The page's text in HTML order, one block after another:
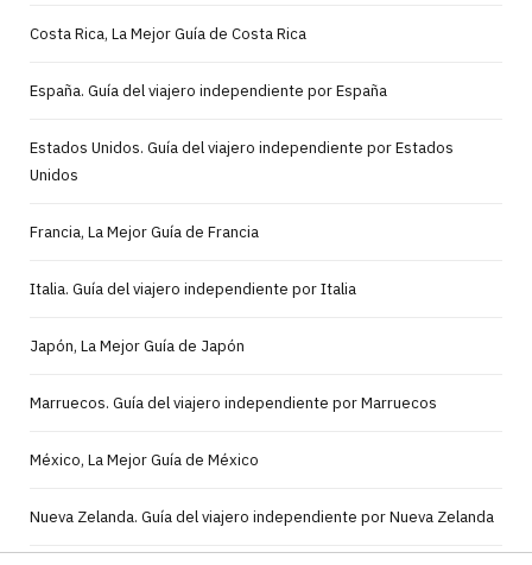
Costa Rica, La Mejor Guía de Costa Rica
España. Guía del viajero independiente por España
Estados Unidos. Guía del viajero independiente por Estados
Unidos
Francia, La Mejor Guía de Francia
Italia. Guía del viajero independiente por Italia
Japón, La Mejor Guía de Japón
Marruecos. Guía del viajero independiente por Marruecos
México, La Mejor Guía de México
Nueva Zelanda. Guía del viajero independiente por Nueva Zelanda